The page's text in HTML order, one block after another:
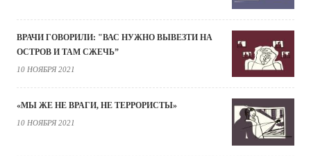
ВРАЧИ ГОВОРИЛИ: "ВАС НУЖНО ВЫВЕЗТИ НА
ОСТРОВ И ТАМ СЖЕЧЬ”
10 НОЯБРЯ 2021
«МЫ ЖЕ НЕ ВРАГИ, НЕ ТЕРРОРИСТЫ»
10 НОЯБРЯ 2021